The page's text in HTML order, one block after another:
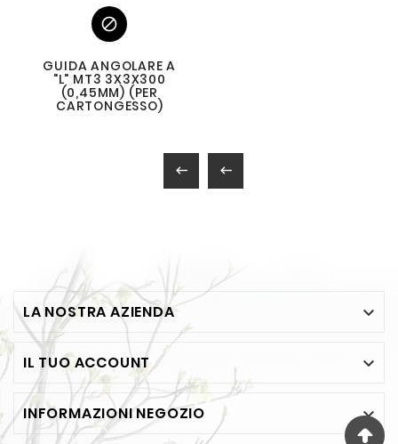

GUIDA ANGOLARE A
"L" MT3 3X3X300
(0,45MM) (PER
CARTONGESSO)
 
LA NOSTRA AZIENDA 
IL TUO ACCOUNT 
INFORMAZIONI NEGOZIO 